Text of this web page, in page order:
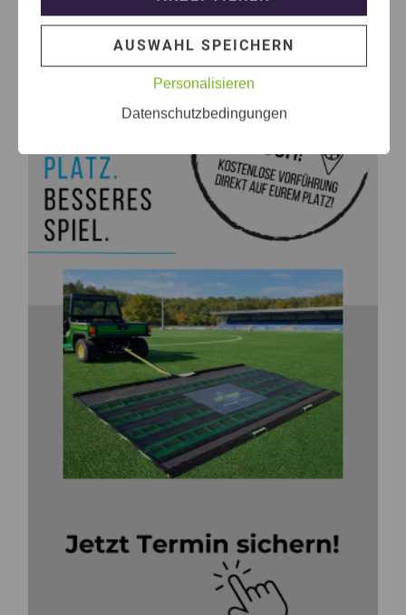
AUSWAHL SPEICHERN
Personalisieren
Datenschutzbedingungen